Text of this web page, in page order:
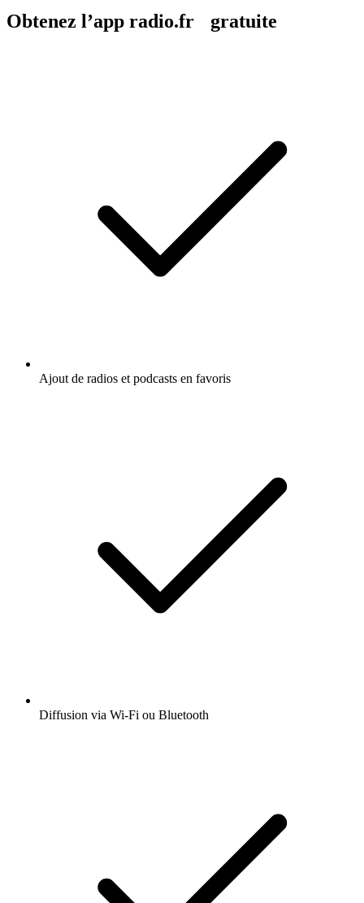
Obtenez l’app radio.fr gratuite
Ajout de radios et podcasts en favoris
Diffusion via Wi-Fi ou Bluetooth